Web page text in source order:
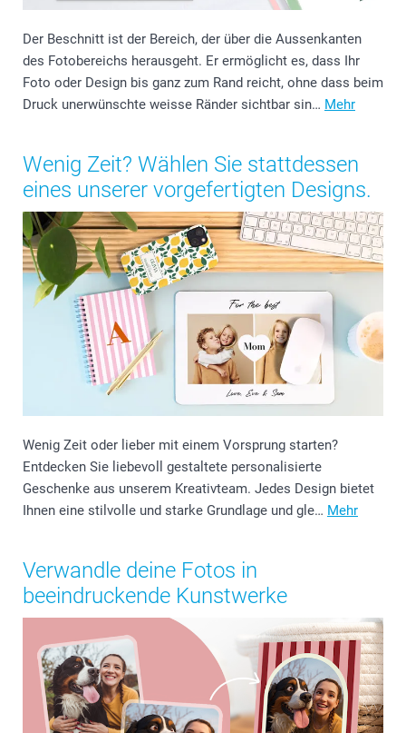
Der Beschnitt ist der Bereich, der über die Aussenkanten
des Fotobereichs herausgeht. Er ermöglicht es, dass Ihr
Foto oder Design bis ganz zum Rand reicht, ohne dass beim
Druck unerwünschte weisse Ränder sichtbar sin… Mehr
Wenig Zeit? Wählen Sie stattdessen
eines unserer vorgefertigten Designs.
Wenig Zeit oder lieber mit einem Vorsprung starten?
Entdecken Sie liebevoll gestaltete personalisierte
Geschenke aus unserem Kreativteam. Jedes Design bietet
Ihnen eine stilvolle und starke Grundlage und gle… Mehr
Verwandle deine Fotos in
beeindruckende Kunstwerke